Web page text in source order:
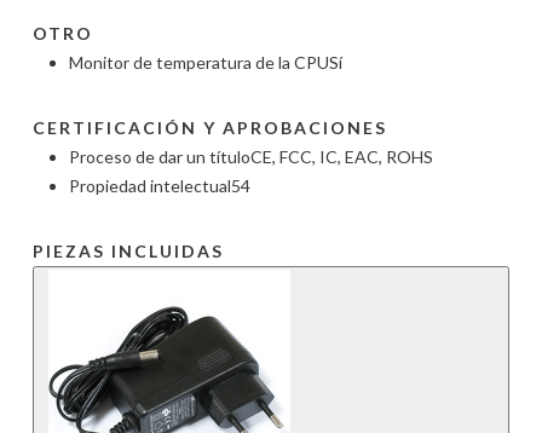
OTRO
Monitor de temperatura de la CPUSí
CERTIFICACIÓN Y APROBACIONES
Proceso de dar un títuloCE, FCC, IC, EAC, ROHS
Propiedad intelectual54
PIEZAS INCLUIDAS